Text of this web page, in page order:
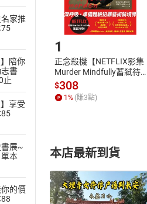
家推
】陪你
書
止
享受
85
書展~
本
的價
Step1.選擇
1
正念殺機【NETFLIX影集
Murder Mindfully蓄弒待
發】【電子書】
$308
1 % (賺3點)
本店最新到貨